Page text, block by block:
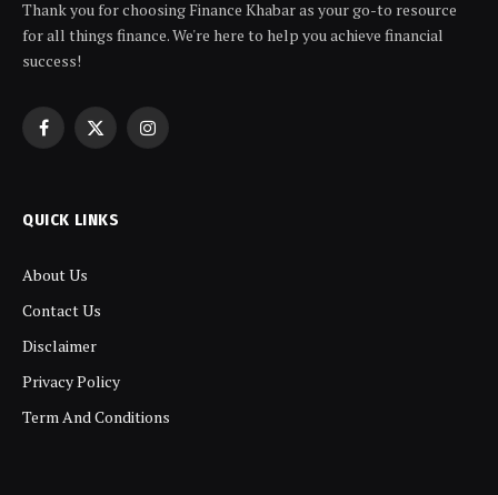
Thank you for choosing Finance Khabar as your go-to resource
for all things finance. We're here to help you achieve financial
success!
Facebook
X
Instagram
QUICK LINKS
About Us
Contact Us
Disclaimer
Privacy Policy
Term And Conditions